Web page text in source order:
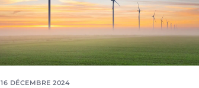
16 DÉCEMBRE 2024